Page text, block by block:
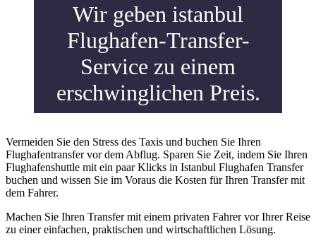
Wir geben istanbul
Flughafen-Transfer-
Service zu einem
erschwinglichen Preis.
Vermeiden Sie den Stress des Taxis und buchen Sie Ihren
Flughafentransfer vor dem Abflug. Sparen Sie Zeit, indem Sie Ihren
Flughafenshuttle mit ein paar Klicks in Istanbul Flughafen Transfer
buchen und wissen Sie im Voraus die Kosten für Ihren Transfer mit
dem Fahrer.
Machen Sie Ihren Transfer mit einem privaten Fahrer vor Ihrer Reise
zu einer einfachen, praktischen und wirtschaftlichen Lösung.